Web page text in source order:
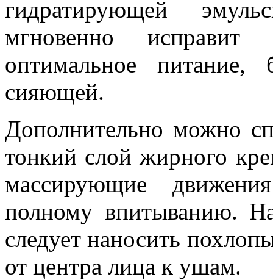
гидратирующей
мгновенно
оптимальное питание,
сияющей.
Дополнительно можно
тонкий слой жирного
массирующие
полному впитыванию.
следует наносить
от центра лица к ушам.